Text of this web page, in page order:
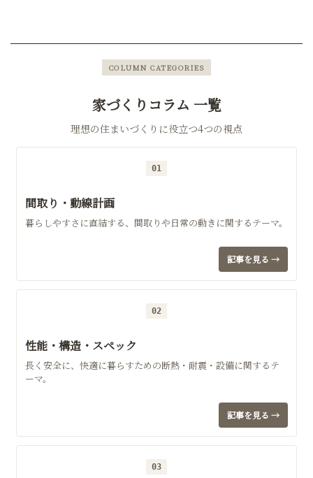
COLUMN CATEGORIES
家づくりコラム 一覧
理想の住まいづくりに役立つ4つの視点
01
間取り・動線計画
暮らしやすさに直結する、間取りや日常の動きに関するテーマ。
記事を見る →
02
性能・構造・スペック
長く安全に、快適に暮らすための断熱・耐震・設備に関するテ
ーマ。
記事を見る →
03